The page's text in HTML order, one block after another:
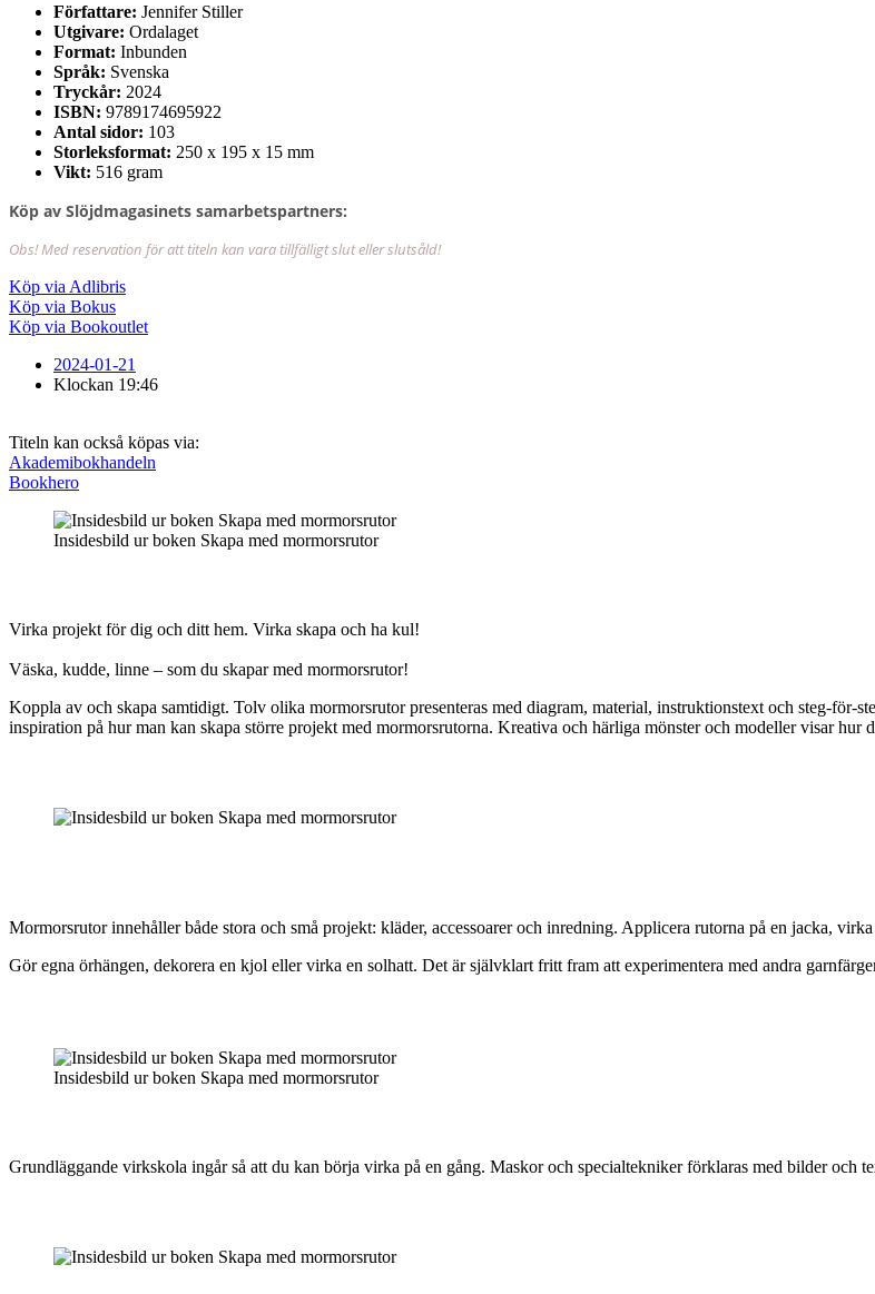
Författare: Jennifer Stiller
Utgivare: Ordalaget
Format: Inbunden
Språk: Svenska
Tryckår: 2024
ISBN: 9789174695922
Antal sidor: 103
Storleksformat: 250 x 195 x 15 mm
Vikt: 516 gram
Köp av Slöjdmagasinets samarbetspartners:
Obs! Med reservation för att titeln kan vara tillfälligt slut eller slutsåld!
Köp via Adlibris
Köp via Bokus
Köp via Bookoutlet
2024-01-21
Klockan 19:46
Titeln kan också köpas via:
Akademibokhandeln
Bookhero
Insidesbild ur boken Skapa med mormorsrutor
Virka projekt för dig och ditt hem. Virka skapa och ha kul!
Väska, kudde, linne – som du skapar med mormorsrutor!
Koppla av och skapa samtidigt. Tolv olika mormorsrutor presenteras med diagram, material, instruktionstext och steg-
inspiration på hur man kan skapa större projekt med mormorsrutorna. Kreativa och härliga mönster och modeller visar hur
Mormorsrutor innehåller både stora och små projekt: kläder, accessoarer och inredning. Applicera rutorna på en jacka,
Gör egna örhängen, dekorera en kjol eller virka en solhatt. Det är självklart fritt fram att experimentera med andra
Insidesbild ur boken Skapa med mormorsrutor
Grundläggande virkskola ingår så att du kan börja virka på en gång. Maskor och specialtekniker förklaras med bilder och